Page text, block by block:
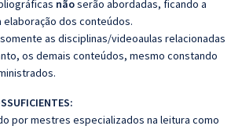
nãoserão abordadas, ficando a
dos conteúdos.
as disciplinas/videoaulas relacionadas
os demais conteúdos, mesmo constando
por mestres especializados na leitura como